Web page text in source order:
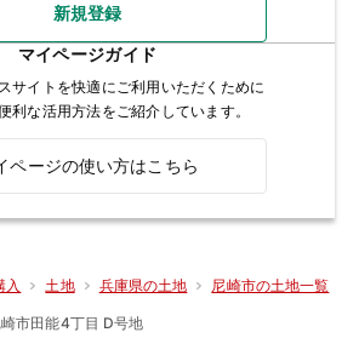
新規登録
マイページガイド
サイトを快適にご利用いただくために
利な活用方法をご紹介しています。
ページの使い方はこちら
入 土地 兵庫県の土地 尼崎市の土地一覧
崎市田能4丁目 D号地